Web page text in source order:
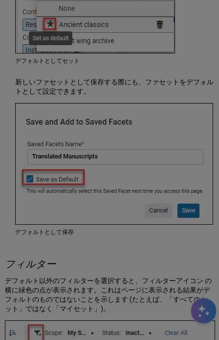
表
示
の
カ
ス
タ
イ
ズ
ー
表
示
の
カ
ス
タ
テ
ル 表
示
の
カ
ス
タ
イ
ズ
デフォルトとしてセット
新しいファセットとして保存する際にも、ファセットをデフォル
トとして設定できます。
デフォルトとして保存
フィルター
デフォルト以外のフィルターを選択すると、フィルターアイコン の
横に緑色の点が表示されます。これはページに表示される結果がデ
フォルトのものではないことを示します (たとえば、「すべてのセ
ット」ではなく「マイセット」)。